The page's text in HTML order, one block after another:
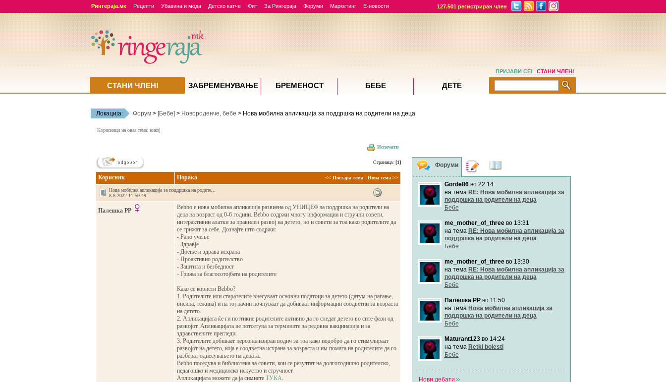
Рингераја.мк Рецепти Убавина и мода Детско катче Фит За Рингераја Форуми Маркетинг Е-новости 127.501 регистриран член
Локација: Форум> [Бебе] > Новороденче, бебе > Нова мобилна апликација за поддршка на родители на деца
Корисници на оваа тема: никој
Испечати
Страница: [1]
Корисник Порака << Постара тема Нова тема >>
Нова мобилна апликација за поддршка на родите...
8.8.2022 11:50:49
Палешка РР
Bebbo е нова мобилна апликација развиена од УНИЦЕФ за поддршка на родители на
деца на возраст од 0-6 години. Bebbo содржи многу информации и стручни совети,
интерактивни алатки за правилeн развој на детето, но и совети за тоа како родителите да
се грижат за себе. Дознајте што содржи:
- Рано учење
- Здравје
- Доење и здрава исхрана
- Проактивно родителство
- Заштита и безбедност
- Грижа за благосотојбата на родителите
Како се користи Bebbo?
1. Родителите или старателите внесуваат основни податоци за детето (датум на раѓање,
висина, тежина) и на тој начин почнуваат да добиваат информации соодветни за возраста
на детето.
2. Апликацијата ќе ги поттикне родителите активно да го следат детето во сите фази од
развојот. Апликацијата ве потсетува за термините за редовна вакцинација и за
здравствените прегледи.
3. Родителите добиваат персонализиран водич за тоа како подобро да го стимулираат
развојот на детето, која е соодветна исхрана за возраста и им помага на родителите да го
разберат однесувањето на децата.
Bebbo поседува и библиотека за совети, кои се резултат на долгогодишно родителско,
педагошко и медицинско искуство и стручност.
Апликацијата можете да ја симнете ТУКА.
Форуми Дневници
Gorde86во 22:14
на тема RE: Нова мобилна апликација за
поддршка на родители на деца
Бебе
me_mother_of_threeво 13:31
на тема RE: Нова мобилна апликација за
поддршка на родители на деца
Бебе
me_mother_of_threeво 13:30
на тема RE: Нова мобилна апликација за
поддршка на родители на деца
Бебе
Палешка РРво 11:50
на тема Нова мобилна апликација за
поддршка на родители на деца
Бебе
Maturant123во 14:24
на тема Retki bolesti
Бебе
Нови дебати
ПРИЈАВИ СЕ! СТАНИ ЧЛЕН!
СТАНИ ЧЛЕН! ЗАБРЕМЕНУВАЊE БРЕМЕНОСТ БЕБЕ ДЕТЕ